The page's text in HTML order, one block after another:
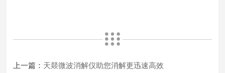
上一篇： 天燚微波消解仪助您消解更迅速高效